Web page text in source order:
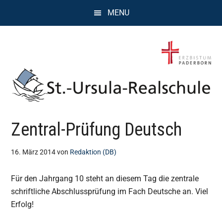
MENU
St.
Ursula
Realschule
Attendorn
Kompetenz,
Persönlichkeit,
Chancen
Zentral-Prüfung Deutsch
16. März 2014von Redaktion (DB)
Für den Jahrgang 10 steht an diesem Tag die zentrale
schriftliche Abschlussprüfung im Fach Deutsche an. Viel
Erfolg!